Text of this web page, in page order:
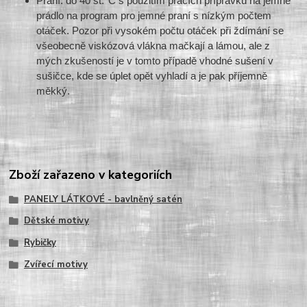
prádlo na program pro jemné praní s nízkým počtem
otáček. Pozor při vysokém počtu otáček při ždímání se
všeobecně viskózová vlákna mačkají a lámou, ale z
mých zkušeností je v tomto případě vhodné sušení v
sušičce, kde se úplet opět vyhladí a je pak příjemně
měkký.
Zboží zařazeno v kategoriích
PANELY LÁTKOVÉ - bavlněný satén
Dětské motivy
Rybičky
Zvířecí motivy